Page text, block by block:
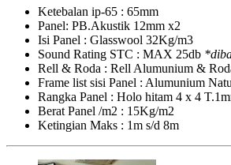
Ketebalan ip-65 : 65mm
Panel: PB.Akustik 12mm x2
Isi Panel : Glasswool 32Kg/m3
Sound Rating STC : MAX 25db
Rell & Roda : Rell Alumunium &
Frame list sisi Panel : Alumunium
Rangka Panel : Holo hitam 4 x 4
Berat Panel /m2 : 15Kg/m2
Ketingian Maks : 1m s/d 8m